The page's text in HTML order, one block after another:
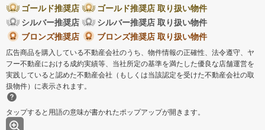
ゴールド推奨店
ゴールド推奨店 取り扱い物件
シルバー推奨店
シルバー推奨店 取り扱い物件
ブロンズ推奨店
ブロンズ推奨店 取り扱い物件
広告商品を購入している不動産会社のうち、物件情報の正確性、法令遵守、ヤ
フー不動産における成約実績等、当社所定の基準を満たした優良な店舗運営を
実践していると認めた不動産会社（もしくは当該認定を受けた不動産会社の取
扱物件）に表示されます。
タップすると用語の意味が書かれたポップアップが開きます。